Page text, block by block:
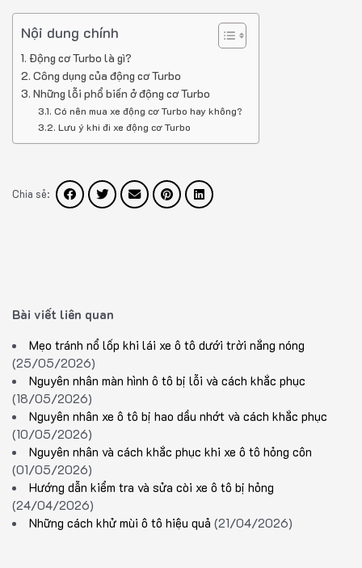
Nội dung chính
Động cơ Turbo là gì?
Công dụng của động cơ Turbo
Những lỗi phổ biến ở động cơ Turbo
Có nên mua xe động cơ Turbo hay không?
Lưu ý khi đi xe động cơ Turbo
Chia sẻ:
Bài viết liên quan
Mẹo tránh nổ lốp khi lái xe ô tô dưới trời nắng nóng
(25/05/2026)
Nguyên nhân màn hình ô tô bị lỗi và cách khắc phục
(18/05/2026)
Nguyên nhân xe ô tô bị hao dầu nhớt và cách khắc phục
(10/05/2026)
Nguyên nhân và cách khắc phục khi xe ô tô hỏng côn
(01/05/2026)
Hướng dẫn kiểm tra và sửa còi xe ô tô bị hỏng
(24/04/2026)
Những cách khử mùi ô tô hiệu quả (21/04/2026)